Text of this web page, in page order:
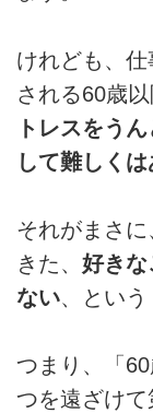
けれども、
される60歳以
トレスをう
して難しく
それがまさ
きた、 好きな
ない、という
つまり、「
つを遠ざけ